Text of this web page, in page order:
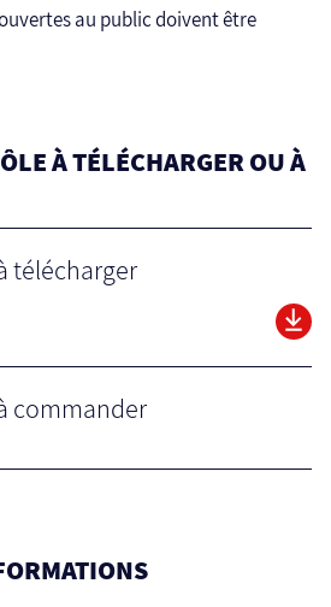
au public doivent être
À TÉLÉCHARGER OU À
télécharger
commander